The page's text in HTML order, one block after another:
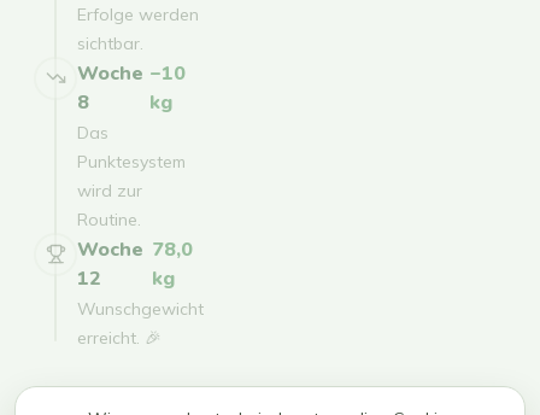
Erfolge werden
sichtbar.
Woche
8
−10
kg
Das
Punktesystem
wird zur
Routine.
Woche
12
78,0
kg
Wunschgewicht
erreicht. 🎉